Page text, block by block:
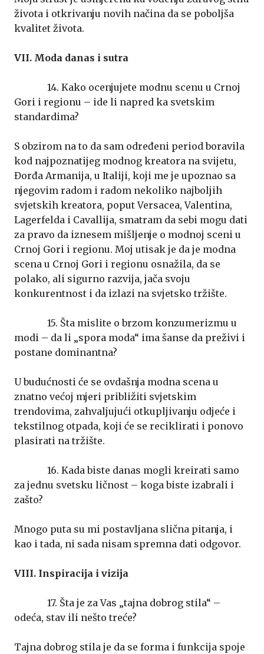
života i otkrivanju novih načina da se poboljša
kvalitet života.
VII. Moda danas i sutra
14. Kako ocenjujete modnu scenu u Crnoj
Gori i regionu – ide li napred ka svetskim
standardima?
S obzirom na to da sam određeni period boravila
kod najpoznatijeg modnog kreatora na svijetu,
Đorđa Armanija, u Italiji, koji me je upoznao sa
njegovim radom i radom nekoliko najboljih
svjetskih kreatora, poput Versacea, Valentina,
Lagerfelda i Cavallija, smatram da sebi mogu dati
za pravo da iznesem mišljenje o modnoj sceni u
Crnoj Gori i regionu. Moj utisak je da je modna
scena u Crnoj Gori i regionu osnažila, da se
polako, ali sigurno razvija, jača svoju
konkurentnost i da izlazi na svjetsko tržište.
15. Šta mislite o brzom konzumerizmu u
modi – da li „spora moda“ ima šanse da preživi i
postane dominantna?
U budućnosti će se ovdašnja modna scena u
znatno većoj mjeri približiti svjetskim
trendovima, zahvaljujući otkupljivanju odjeće i
tekstilnog otpada, koji će se reciklirati i ponovo
plasirati na tržište.
16. Kada biste danas mogli kreirati samo
za jednu svetsku ličnost – koga biste izabrali i
zašto?
Mnogo puta su mi postavljana slična pitanja, i
kao i tada, ni sada nisam spremna dati odgovor.
VIII. Inspiracija i vizija
17. Šta je za Vas „tajna dobrog stila“ –
odeća, stav ili nešto treće?
Tajna dobrog stila je da se forma i funkcija spoje